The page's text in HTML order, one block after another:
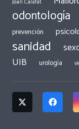
Joan Calafat
odontología
prevención
sanidad
UIB urología